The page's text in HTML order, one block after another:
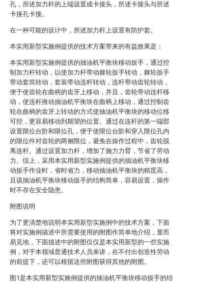
孔，所述加力杆的上端设置成卡接头，所述卡接头与所述
卡接孔卡接。
在一种可能的设计中，所述加力杆上设置有防护套。
本实用新型实施例提供的技术方案带来的有益效果是：
本实用新型实施例提供的抽油机平衡块移动扳手，通过控
制加力杆转动，以使加力杆带动棘轮扳手转动，棘轮扳手
带动套筒转动，套装带动连杆转动，连杆带动齿轮转动，
便于使齿轮在曲柄的齿牙上移动，并且，齿轮带动连杆移
动，使连杆推动抽油机平衡块在曲柄上移动，通过控制齿
轮在曲柄的齿牙上转动的方式使抽油机平衡块的移动位移
可控，更容易移动到期望的位置。通过在连杆的第一端部
设置限位台阶和限位孔，便于使限位台阶和穿入限位孔内
的限位件对齿轮的两侧限位，避免在操作过程中，齿轮脱
离连杆。通过设置加力杆，增加了施力力臂，节省了劳动
力。综上，采用本实用新型实施例提供的抽油机平衡块移
动扳手作业时，省时省力，移动抽油机平衡块的精度高，
且该抽油机平衡块移动扳手的结构简单，容易设置，操作
时不存在安全隐患。
附图说明
为了更清楚地说明本实用新型实施例中的技术方案，下面
将对实施例描述中所需要使用的附图作简单地介绍，显而
易见地，下面描述中的附图仅仅是本实用新型的一些实施
例，对于本领域普通技术人员来讲，在不付出创造性劳动
的前提下，还可以根据这些附图获得其他的附图。
图1是本实用新型实施例提供的抽油机平衡块移动扳手的结